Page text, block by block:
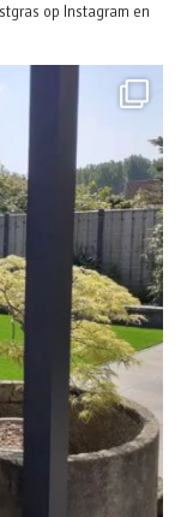
op Instagram en